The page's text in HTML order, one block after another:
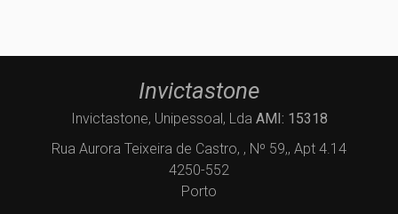
Invictastone
Invictastone, Unipessoal, Lda AMI: 15318
Rua Aurora Teixeira de Castro, , Nº 59,, Apt 4.14
4250-552
Porto